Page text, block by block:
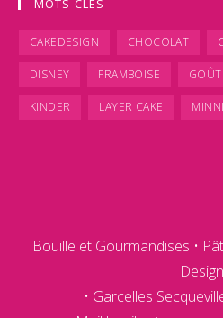
MOTS-CLÉS
CAKEDESIGN CHOCOLAT
DISNEY FRAMBOISE
KINDER LAYER CAKE
Bouille et Gourmandises •
Design
• Garcelles